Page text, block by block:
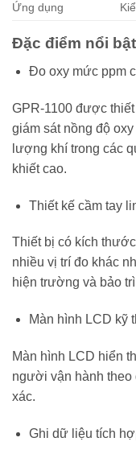
Ứng dụng
Đặc điểm nổi bật
Đo oxy mức ppm
GPR-1100 được
giám sát nồng độ
lượng khí trong các
khiết cao.
Thiết kế cầm tay
Thiết bị có kích
nhiều vị trí đo khác
hiện trường và bảo
Màn hình LCD kỹ
Màn hình LCD hiển
người vận hành theo
xác.
Ghi dữ liệu tích